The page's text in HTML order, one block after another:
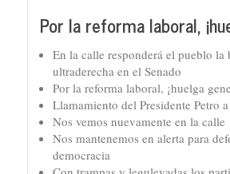
Por la reforma laboral,
En la calle responderá el pueblo la
ultraderecha en el Senado
Por la reforma laboral, ¡huelga
Llamamiento del Presidente Petro
Nos vemos nuevamente en la calle
Nos mantenemos en alerta para
democracia